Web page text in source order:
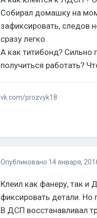
Собирал домашку на
зафиксировать, следов
сразу легко
А как титибонд? Сильно
получиться работать?
vk.com/prozvyk18
Опубликовано 14 января,
Клеил как фанеру, так
фиксировать детали.
В ДСП восстанавливал